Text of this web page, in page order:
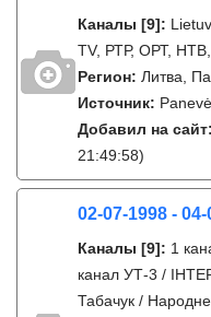
Каналы [9]:
TV, РТР, ОРТ,
Регион: Литва,
Источник:
Добавил на сайт:
21:49:58)
02-07-1998 -
Каналы [9]: 1
канал УТ-3 /
Табачук /